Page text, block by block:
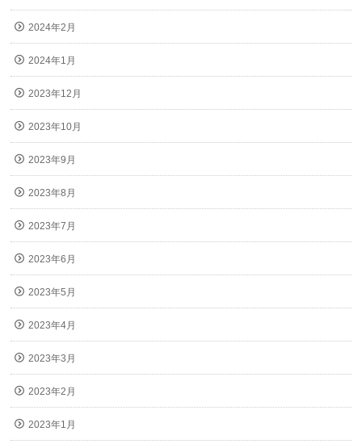
2024年2月
2024年1月
2023年12月
2023年10月
2023年9月
2023年8月
2023年7月
2023年6月
2023年5月
2023年4月
2023年3月
2023年2月
2023年1月